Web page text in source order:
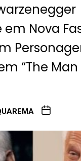
Nova
“The